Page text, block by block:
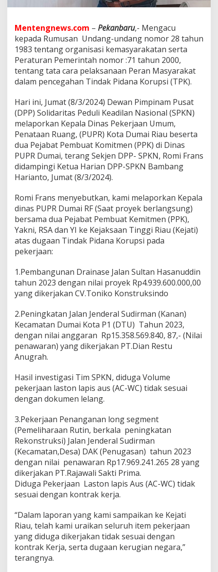
a
D
a
n
D
u
a
P
K
K
e
K
e
j
a
k
s
a
T
i
n
g
g
a
u
Mentengnews.com – Pekanbaru,- Mengacu
kepada Rumusan Undang-undang nomor 28 tahun
1983 tentang organisasi kemasyarakatan serta
Peraturan Pemerintah nomor :71 tahun 2000,
tentang tata cara pelaksanaan Peran Masyarakat
dalam pencegahan Tindak Pidana Korupsi (TPK).
Hari ini, Jumat (8/3/2024) Dewan Pimpinam Pusat
(DPP) Solidaritas Peduli Keadilan Nasional (SPKN)
melaporkan Kepala Dinas Pekerjaan Umum,
Penataan Ruang, (PUPR) Kota Dumai Riau beserta
dua Pejabat Pembuat Komitmen (PPK) di Dinas
PUPR Dumai, terang Sekjen DPP- SPKN, Romi Frans
didampingi Ketua Harian DPP-SPKN Bambang
Harianto, Jumat (8/3/2024).
Romi Frans menyebutkan, kami melaporkan Kepala
dinas PUPR Dumai RF (Saat proyek berlangsung)
bersama dua Pejabat Pembuat Kemitmen (PPK),
Yakni, RSA dan YI ke Kejaksaan Tinggi Riau (Kejati)
atas dugaan Tindak Pidana Korupsi pada
pekerjaan:
1.Pembangunan Drainase Jalan Sultan Hasanuddin
tahun 2023 dengan nilai proyek Rp4.939.600.000,00
yang dikerjakan CV.Toniko Konstruksindo
2.Peningkatan Jalan Jenderal Sudirman (Kanan)
Kecamatan Dumai Kota P1 (DTU) Tahun 2023,
dengan nilai anggaran Rp15.358.569.840, 87,- (Nilai
penawaran) yang dikerjakan PT.Dian Restu
Anugrah.
Hasil investigasi Tim SPKN, diduga Volume
pekerjaan laston lapis aus (AC-WC) tidak sesuai
dengan dokumen lelang.
3.Pekerjaan Penanganan long segment
(Pemeliharaan Rutin, berkala peningkatan
Rekonstruksi) Jalan Jenderal Sudirman
(Kecamatan,Desa) DAK (Penugasan) tahun 2023
dengan nilai penawaran Rp17.969.241.265 28 yang
dikerjakan PT.Rajawali Sakti Prima.
Diduga Pekerjaan Laston lapis Aus (AC-WC) tidak
sesuai dengan kontrak kerja.
“Dalam laporan yang kami sampaikan ke Kejati
Riau, telah kami uraikan seluruh item pekerjaan
yang diduga dikerjakan tidak sesuai dengan
kontrak Kerja, serta dugaan kerugian negara,”
terangnya.